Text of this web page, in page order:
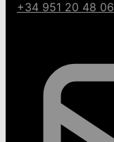
+34 951 20 48 06